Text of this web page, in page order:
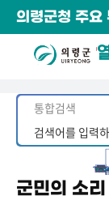
의령군청 주요
군민의 소리